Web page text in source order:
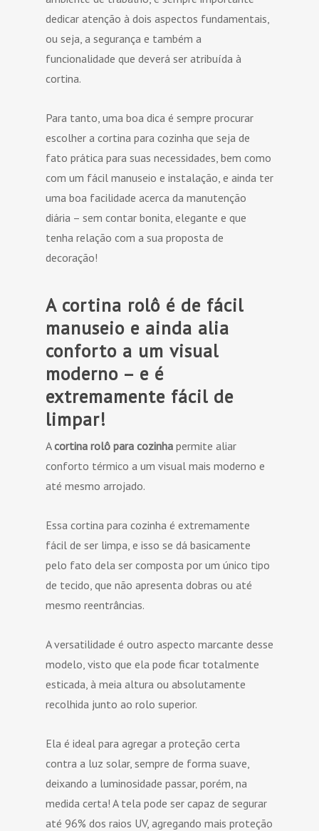
dedicar atenção à dois aspectos fundamentais,
ou seja, a segurança e também a
funcionalidade que deverá ser atribuída à
cortina.
Para tanto, uma boa dica é sempre procurar
escolher a cortina para cozinha que seja de
fato prática para suas necessidades, bem como
com um fácil manuseio e instalação, e ainda ter
uma boa facilidade acerca da manutenção
diária – sem contar bonita, elegante e que
tenha relação com a sua proposta de
decoração!
A cortina rolô é de fácil
manuseio e ainda alia
conforto a um visual
moderno – e é
extremamente fácil de
limpar!
Acortina rolô para cozinha permite aliar
conforto térmico a um visual mais moderno e
até mesmo arrojado.
Essa cortina para cozinha é extremamente
fácil de ser limpa, e isso se dá basicamente
pelo fato dela ser composta por um único tipo
de tecido, que não apresenta dobras ou até
mesmo reentrâncias.
A versatilidade é outro aspecto marcante desse
modelo, visto que ela pode ficar totalmente
esticada, à meia altura ou absolutamente
recolhida junto ao rolo superior.
Ela é ideal para agregar a proteção certa
contra a luz solar, sempre de forma suave,
deixando a luminosidade passar, porém, na
medida certa! A tela pode ser capaz de segurar
até 96% dos raios UV, agregando mais proteção